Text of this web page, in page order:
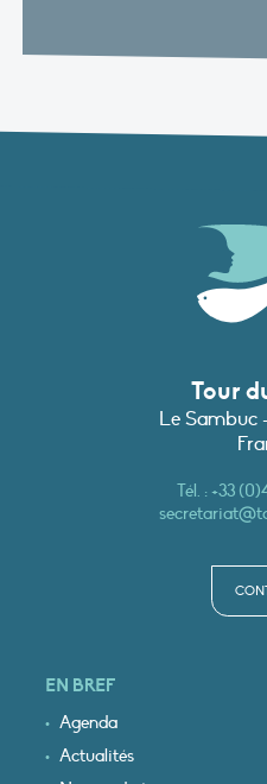
Tour
Le Sambuc
Tél. : +33
EN BREF
Agenda
Actualités